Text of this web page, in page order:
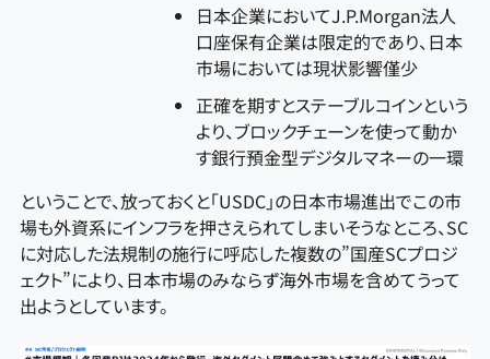
日本企業においてJ.P.Morgan法人
口座保有企業は限定的であり、日本
市場においては現状影響僅少
正確を期すとステーブルコインという
より、ブロックチェーンを使って動か
す銀行預金型デジタルマネーの一環
ということで、放っておくと「USDC」の日本市場進出でこの市
場も外資系にインフラを押さえられてしまいそうなところ、SC
に対応した法規制の施行に呼応した複数の”国産SCプロジ
ェクト”により、日本市場のみならず海外市場を含めてうって
出ようとしています。